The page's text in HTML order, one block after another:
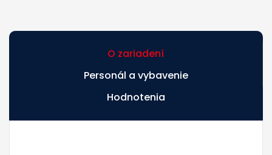
O zariadení
Personál a vybavenie
Hodnotenia